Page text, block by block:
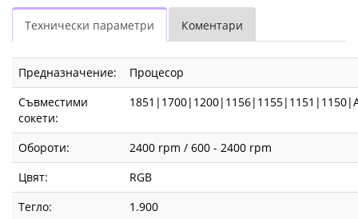
Технически параметри Коментари
Предназначение:
Процесор
Съвместими
сокети:
Обороти:
2400 rpm / 600 - 2400 rpm
Цвят:
RGB
Тегло:
1.900